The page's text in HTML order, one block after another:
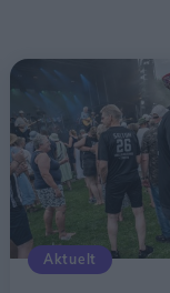
Aktuelt